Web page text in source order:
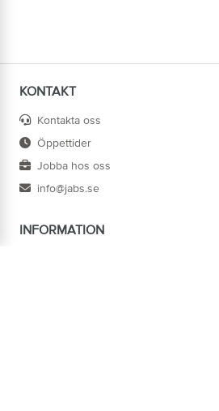
KONTAKT
Kontakta oss
Öppettider
Jobba hos oss
info@jabs.se
INFORMATION